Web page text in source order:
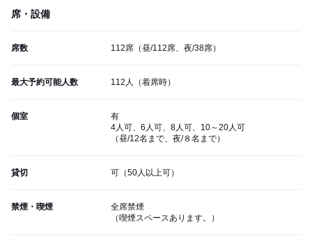
席・設備
席数 112席（昼/112席、夜/38席）
最大予約可能人数 112人（着席時）
個室
有
4人可、6人可、8人可、10～20人可
（昼/12名まで、夜/８名まで）
貸切 可（50人以上可）
禁煙・喫煙
全席禁煙
（喫煙スペースあります。）